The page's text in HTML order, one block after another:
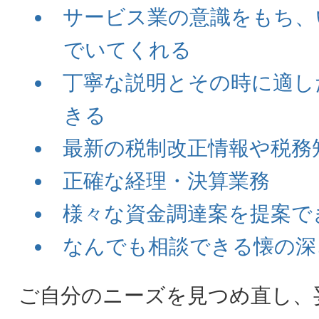
サービス業の意識をもち
でいてくれる
丁寧な説明とその時に適
きる
最新の税制改正情報や税務
正確な経理・決算業務
様々な資金調達案を提案で
なんでも相談できる懐の
ご自分のニーズを見つめ直し